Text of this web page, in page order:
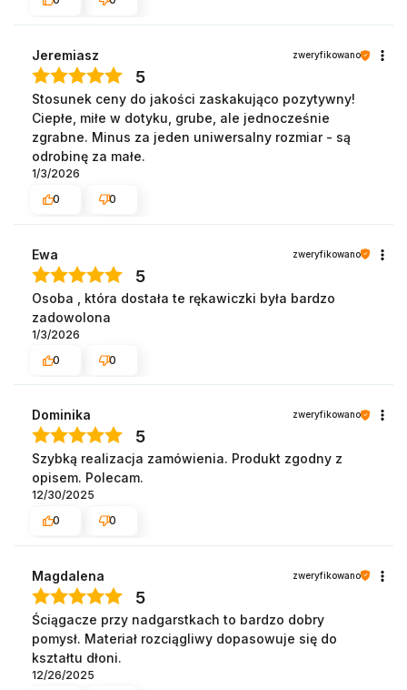
Jeremiasz zweryfikowano
5
Stosunek ceny do jakości zaskakująco pozytywny!
Ciepłe, miłe w dotyku, grube, ale jednocześnie
zgrabne. Minus za jeden uniwersalny rozmiar - są
odrobinę za małe.
1/3/2026
0
0
Ewa zweryfikowano
5
Osoba , która dostała te rękawiczki była bardzo
zadowolona
1/3/2026
0
0
Dominika zweryfikowano
5
Szybką realizacja zamówienia. Produkt zgodny z
opisem. Polecam.
12/30/2025
0
0
Magdalena zweryfikowano
5
Ściągacze przy nadgarstkach to bardzo dobry
pomysł. Materiał rozciągliwy dopasowuje się do
kształtu dłoni.
12/26/2025